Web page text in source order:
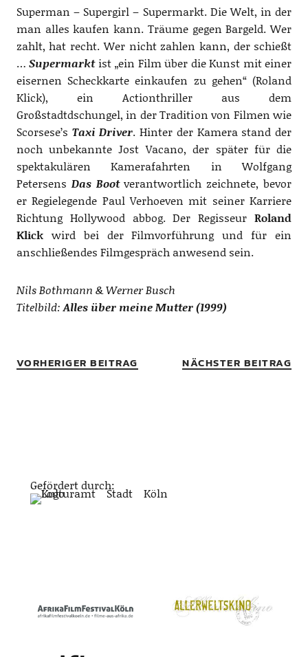
Superman – Supergirl – Supermarkt. Die Welt, in der
man alles kaufen kann. Träume gegen Bargeld. Wer
zahlt, hat recht. Wer nicht zahlen kann, der schießt
…Supermarktist „ein Film über die Kunst mit einer
eisernen Scheckkarte einkaufen zu gehen“ (Roland
Klick), ein Actionthriller aus dem
Großstadtdschungel, in der Tradition von Filmen wie
Scorsese’s Taxi Driver. Hinter der Kamera stand der
noch unbekannte Jost Vacano, der später für die
spektakulären Kamerafahrten in Wolfgang
Petersens Das Bootverantwortlich zeichnete, bevor
er Regielegende Paul Verhoeven mit seiner Karriere
Richtung Hollywood abbog. Der RegisseurRoland
Klick wird bei der Filmvorführung und für ein
anschließendes Filmgespräch anwesend sein.
Nils Bothmann & Werner Busch
Titelbild:Alles über meine Mutter (1999)
VORHERIGER BEITRAG NÄCHSTER BEITRAG
Gefördert durch: